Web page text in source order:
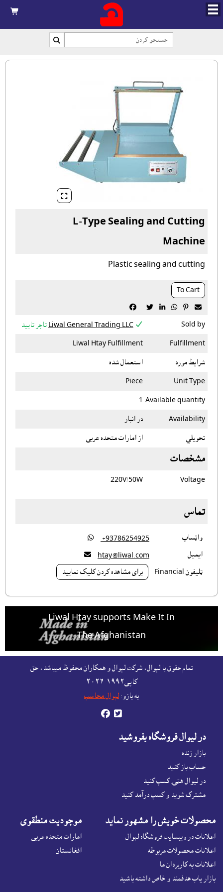



L-Type Sealing and Cutting
Machine
Plastic sealing and cutting
To Cart
     
Sold by
Liwal General Trading LLC  تاجر تایید
Fulfillment
Liwal Htay Fulfillment
شرایط مورد استعمال شده
Unit Type
Piece
Available quantity
1
Availability در انبار
تحویلي از امارات متحده عربی
مشخصات
Voltage
220V/50W
تماس
واټساپ ‎ +93786254925

ايميل htay@liwal.com

ټليفون Financial براى مشاهده کردن کليک نماييد
Liwal Htay supports Make It In
The Afghanistan
Afghanistan products,
تمام حقوق با لېوال، شرکت لېوال و همکاران محفوظ ميباشد، حق
کاپى١٩٩٢-۲۰۲٦
به بازو: لېوال محاسب
 
در ليوال فروشگاه بفروشيد
بازار زنده
حساب باز کنيد
در لیوال هټۍ کسب کنید
مشترک شوید و کسب درآمد کنید
محصولات خويش را مشهور نمايد
اعلانات در ويبسايت فروشگاه لېوال
اعلانات محصولات مربوطه
اعلانات به کاربردان ما
بازار ياب هدفمند و خاص داشته باشيد
موجوديت منطقوى
امارات متحده عربی
افغانستان